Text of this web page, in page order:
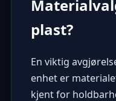
plast?
En viktig
enhet er
kjent for